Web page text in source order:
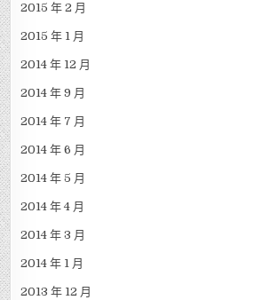
2015 年 2 月
2015 年 1 月
2014 年 12 月
2014 年 9 月
2014 年 7 月
2014 年 6 月
2014 年 5 月
2014 年 4 月
2014 年 3 月
2014 年 1 月
2013 年 12 月